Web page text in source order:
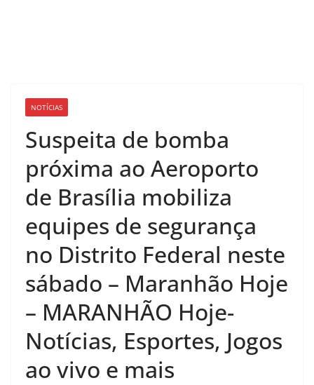
NOTÍCIAS
Suspeita de bomba
próxima ao Aeroporto
de Brasília mobiliza
equipes de segurança
no Distrito Federal neste
sábado – Maranhão Hoje
– MARANHÃO Hoje-
Notícias, Esportes, Jogos
ao vivo e mais